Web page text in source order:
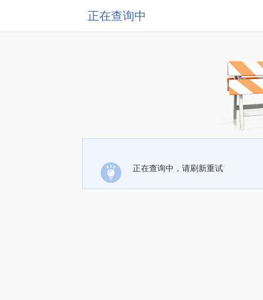
正在查询中
正在查询中，请刷新重试